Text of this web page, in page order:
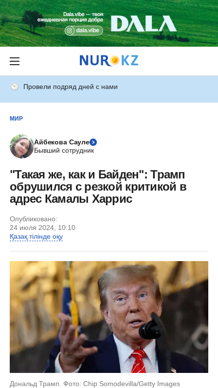
Провели подряд дней с нами
МИР
Айбекова Сауле
Бывший сотрудник
"Такая же, как и Байден": Трамп
обрушился с резкой критикой в
адрес Камалы Харрис
Опубликовано:
24 июля 2024, 10:10
Қазақ тілінде оқу
Дональд Трамп. Фото: Chip Somodevilla/Getty Images